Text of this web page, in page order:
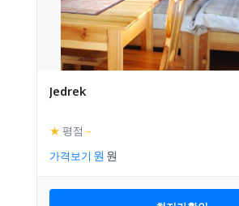
Jedrek
★ 평점 –
가격보기